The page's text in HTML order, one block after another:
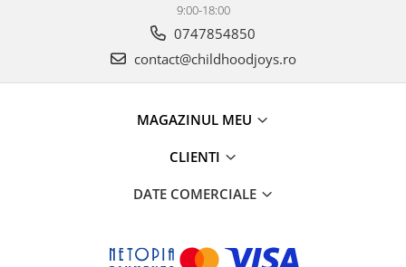
9:00-18:00
0747854850
contact@childhoodjoys.ro
MAGAZINUL MEU
CLIENTI
DATE COMERCIALE